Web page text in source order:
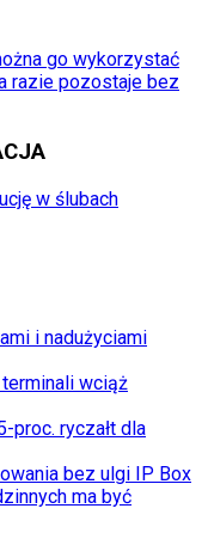
go wykorzystać
razie pozostaje bez
w ślubach
i nadużyciami
wciąż
proc. ryczałt dla
bez ulgi IP Box
ma być